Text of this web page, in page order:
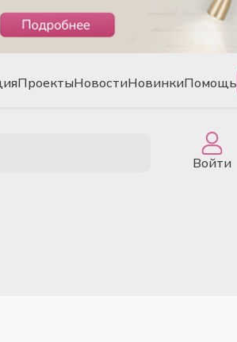
ПроектыНовостиНовинкиПомощь
Войти